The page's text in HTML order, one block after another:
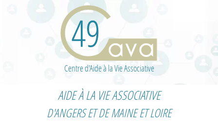
Centre d'Aide à la Vie Associative
AIDE À LA VIE ASSOCIATIVE
D'ANGERS ET DE MAINE ET LOIRE